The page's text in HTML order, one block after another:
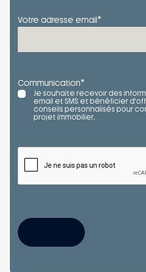
Votre adresse email *
Communication*
Je souhaite recevoir des
email et SMS et bénéficier
conseils personnalisés pour
projet immobilier.